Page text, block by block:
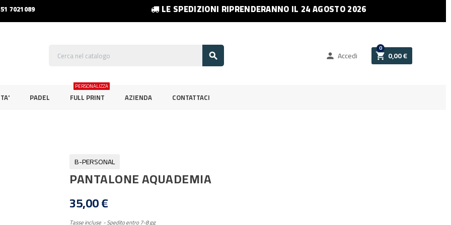
7021089 LE SPEDIZIONI RIPRENDERANNO IL 24 AGOSTO 2026
  Accedi  0,00 €
0
PADEL FULL PRINT
PERSONALIZZA
AZIENDA CONTATTACI
B-PERSONAL
PANTALONE AQUADEMIA
35,00 €
Tasse incluse Spedito entro 7-8 gg